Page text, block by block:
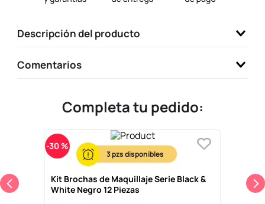
Descripción del producto
Comentarios
Completa tu pedido:
-30 %
3
Kit Brochas de Maquillaje Serie Black &
White Negro 12 Piezas
10. one piece